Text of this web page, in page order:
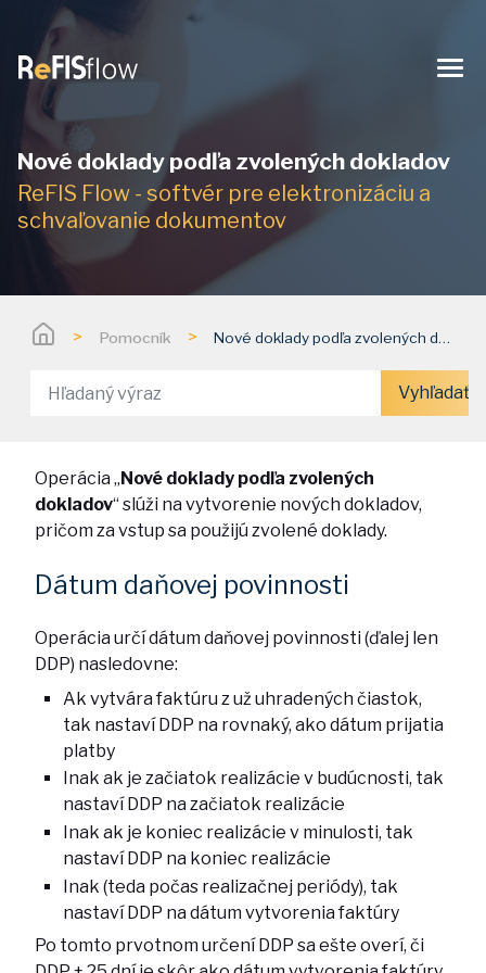
Nové doklady podľa zvolených dokladov
ReFIS Flow - softvér pre elektronizáciu a
schvaľovanie dokumentov
> Pomocník > Nové doklady podľa zvolených dokladov
Vyhľadať
Operácia „ Nové doklady podľa zvolených
dokladov“ slúži na vytvorenie nových dokladov,
pričom za vstup sa použijú zvolené doklady.
Dátum daňovej povinnosti
Operácia určí dátum daňovej povinnosti (ďalej len
DDP) nasledovne:
Ak vytvára faktúru z už uhradených čiastok,
tak nastaví DDP na rovnaký, ako dátum prijatia
platby
Inak ak je začiatok realizácie v budúcnosti, tak
nastaví DDP na začiatok realizácie
Inak ak je koniec realizácie v minulosti, tak
nastaví DDP na koniec realizácie
Inak (teda počas realizačnej periódy), tak
nastaví DDP na dátum vytvorenia faktúry
Po tomto prvotnom určení DDP sa ešte overí, či